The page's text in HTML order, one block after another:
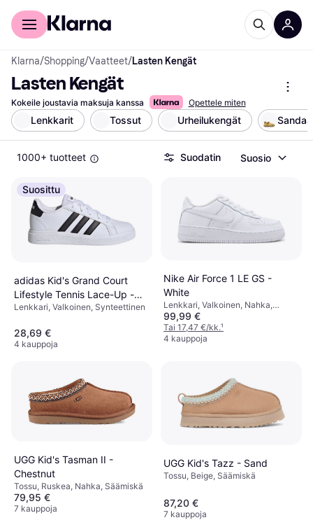
Kuluttajille
Klarna/Shopping/Vaatteet/Lasten Kengät
Lasten Kengät
Kokeile joustavia maksuja kanssa Opettele miten
Lenkkarit Tossut Urheilukengät
1000+ tuotteet Suodatin Suosio
Suosittu
adidas Kid's Grand Court
Lifestyle Tennis Lace-Up -
Cloud White/Core Black
Lenkkari, Valkoinen, Synteettinen
28,69 €
4 kauppoja
Nike Air Force 1 LE GS -
White
Lenkkari, Valkoinen, Nahka,
Tekonahka, Synteettinen
99,99 €
Tai 17,47 €/kk.¹
4 kauppoja
UGG Kid's Tasman II -
Chestnut
Tossu, Ruskea, Nahka, Säämiskä
79,95 €
7 kauppoja
UGG Kid's Tazz - Sand
Tossu, Beige, Säämiskä
87,20 €
7 kauppoja